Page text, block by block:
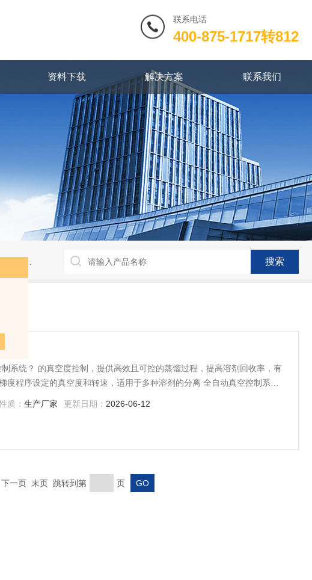
联系电话
400-875-1717转812
资料下载 解决方案 联系我们
耗材和配件
系统？ 的真空度控制，提供高效且可控的蒸馏过程，提高溶剂回收率，有
度程序设定的真空度和转速，适用于多种溶剂的分离 全自动真空控制系统
质： 生产厂家 更新日期： 2026-06-12
一页 末页 跳转到第 页